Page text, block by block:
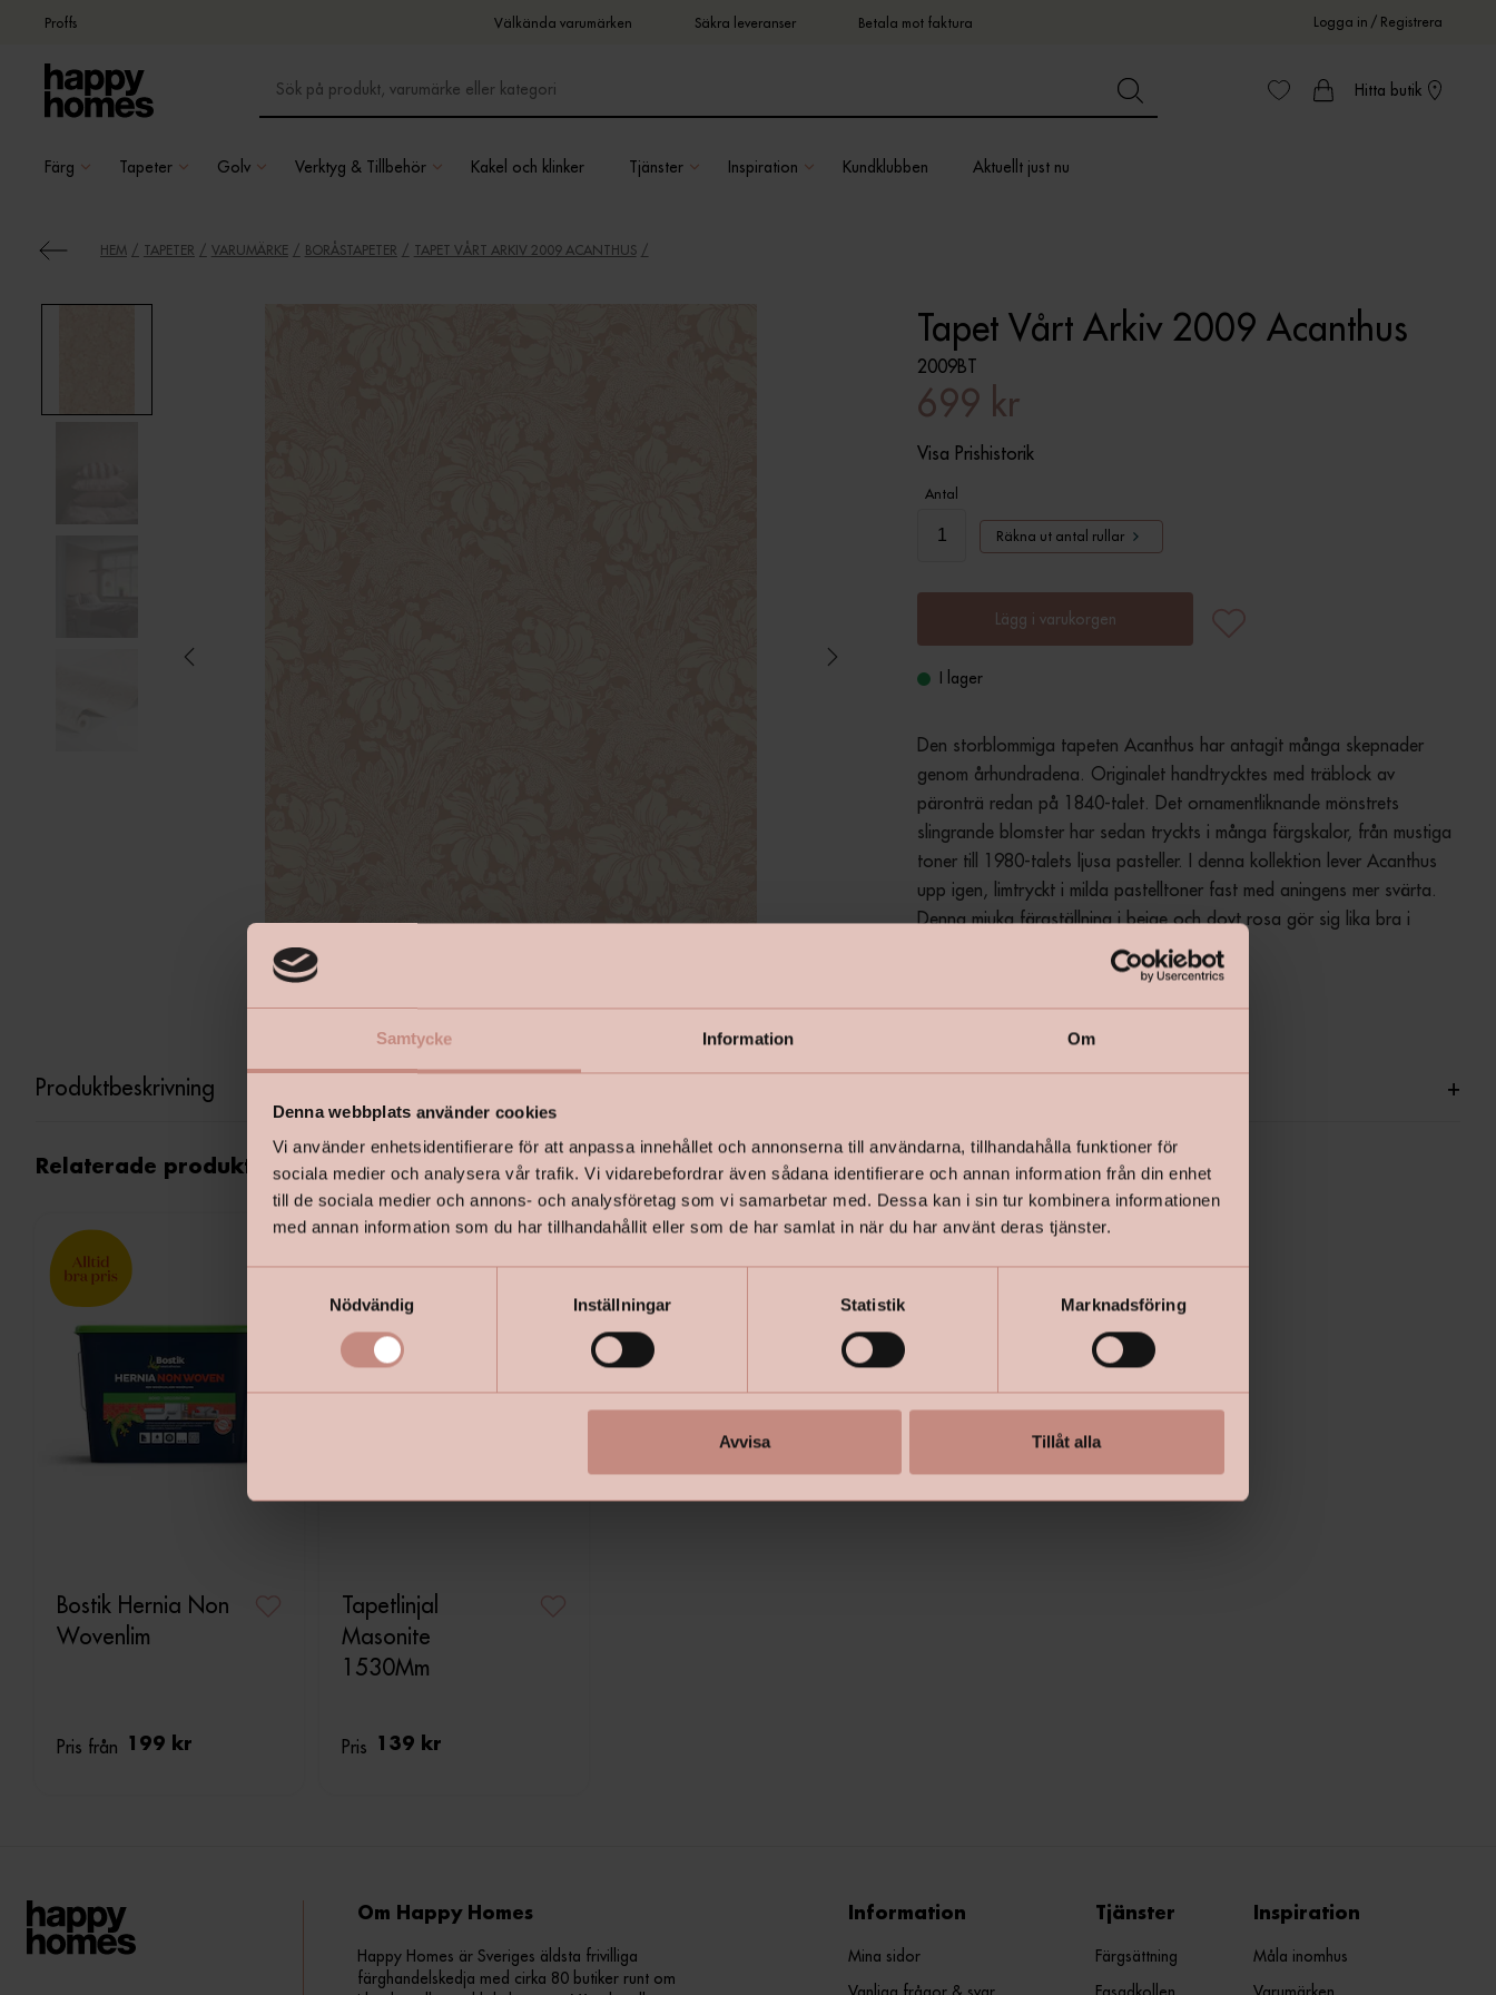
Samtycke Information Om
Denna webbplats använder cookies
Vi använder enhetsidentifierare för att anpassa innehållet och annonserna till användarna, tillhandahålla funktioner för
sociala medier och analysera vår trafik. Vi vidarebefordrar även sådana identifierare och annan information från din enhet
till de sociala medier och annons- och analysföretag som vi samarbetar med. Dessa kan i sin tur kombinera informationen
med annan information som du har tillhandahållit eller som de har samlat in när du har använt deras tjänster.
m
e
s
Nödvändig Inställningar Statistik Marknadsföring
Avvisa Tillåt alla
Proffs Välkända varumärken Säkra leveranser Betala mot faktura Logga in / Registrera
Hitta butik
Färg Tapeter Golv Verktyg & Tillbehör Kakel och klinker Tjänster Inspiration Kundklubben Aktuellt just nu
HEM TAPETER VARUMÄRKE BORÅSTAPETER TAPET VÅRT ARKIV 2009 ACANTHUS
Tapet Vårt Arkiv 2009 Acanthus
2009BT
699 kr
Visa Prishistorik
Antal
Räkna ut antal rullar
Lägg i varukorgen
I lager
Den storblommiga tapeten Acanthus har antagit många skepnader
genom århundradena. Originalet handtrycktes med träblock av
päronträ redan på 1840-talet. Det ornamentliknande mönstrets
slingrande blomster har sedan tryckts i många färgskalor, från mustiga
toner till 1980-talets ljusa pasteller. I denna kollektion lever Acanthus
upp igen, limtryckt i milda pastelltoner fast med aningens mer svärta.
Denna mjuka färgställning i beige och dovt rosa gör sig lika bra i
sovrum och barnrum som i vardagsrum.
Produktbeskrivning +
Relaterade produkter
Bostik Hernia Non
Wovenlim
Pris från 199 kr
Tapetlinjal
Masonite
1530Mm
Pris 139 kr
Om Happy Homes
Happy Homes är Sveriges äldsta frivilliga
färghandelskedja med cirka 80 butiker runt om
Information
Mina sidor
Tjänster
Färgsättning
Inspiration
Måla inomhus